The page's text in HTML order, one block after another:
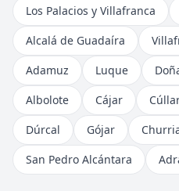
Los Palacios y Villafranca
Alcalá de Guadaíra
Adamuz
Luque
Albolote
Cájar
Dúrcal
Gójar
San Pedro Alcántara